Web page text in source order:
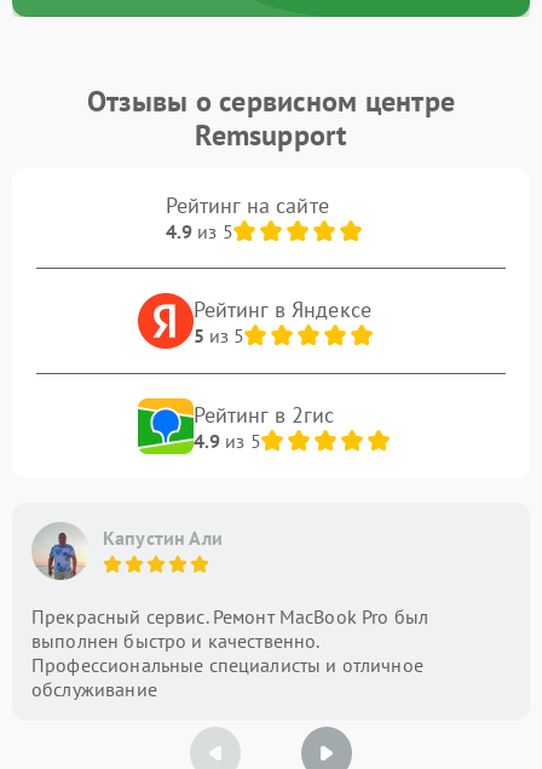
Отзывы о сервисном центре
Remsupport
Рейтинг на сайте
4.9из 5
Рейтинг в Яндексе
5 из 5
Рейтинг в 2гис
4.9из 5
Капустин Али
Прекрасный сервис. Ремонт MacBook Pro был
выполнен быстро и качественно.
Профессиональные специалисты и отличное
обслуживание